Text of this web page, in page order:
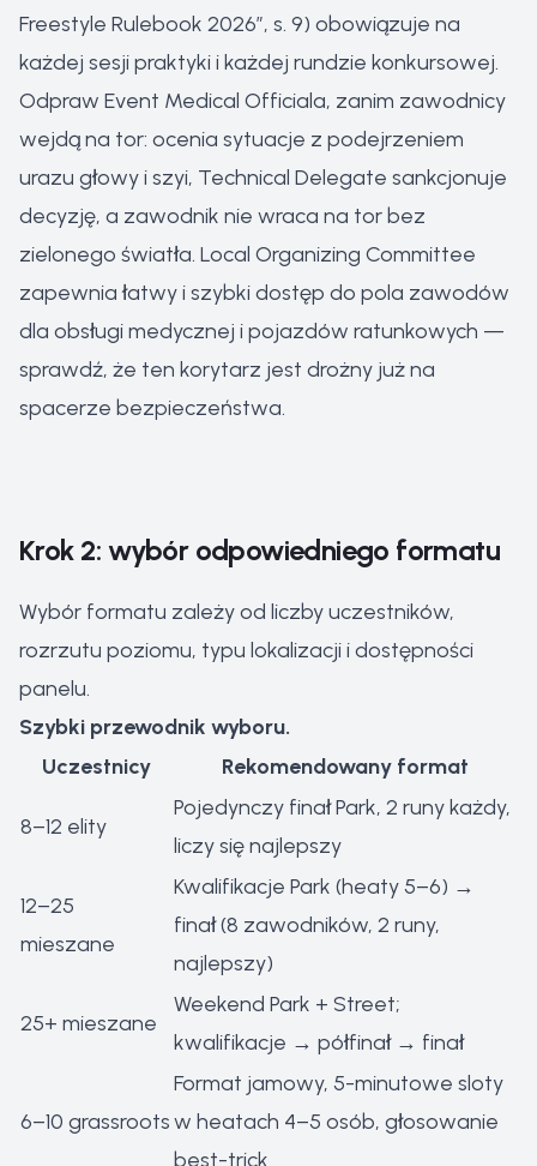
Freestyle Rulebook 2026”, s. 9) obowiązuje na
każdej sesji praktyki i każdej rundzie konkursowej.
Odpraw Event Medical Officiala, zanim zawodnicy
wejdą na tor: ocenia sytuacje z podejrzeniem
urazu głowy i szyi, Technical Delegate sankcjonuje
decyzję, a zawodnik nie wraca na tor bez
zielonego światła. Local Organizing Committee
zapewnia łatwy i szybki dostęp do pola zawodów
dla obsługi medycznej i pojazdów ratunkowych —
sprawdź, że ten korytarz jest drożny już na
spacerze bezpieczeństwa.
Krok 2: wybór odpowiedniego formatu
Wybór formatu zależy od liczby uczestników,
rozrzutu poziomu, typu lokalizacji i dostępności
panelu.
Szybki przewodnik wyboru.
Uczestnicy
Rekomendowany format
8–12 elity
Pojedynczy finał Park, 2 runy każdy,
liczy się najlepszy
12–25
mieszane
Kwalifikacje Park (heaty 5–6) →
finał (8 zawodników, 2 runy,
najlepszy)
25+ mieszane
Weekend Park + Street;
kwalifikacje → półfinał → finał
6–10 grassroots
Format jamowy, 5-minutowe sloty
w heatach 4–5 osób, głosowanie
best-trick